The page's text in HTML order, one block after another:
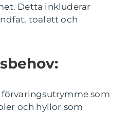
Detta inkluderar
toalett och
som
och hyllor som